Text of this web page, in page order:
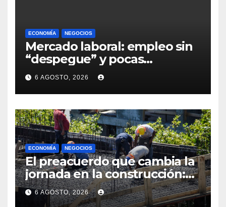
ECONOMÍA NEGOCIOS
Mercado laboral: empleo sin
“despegue” y pocas
expectativas empresariales
sobre aumento de personal
6 AGOSTO, 2026
ECONOMÍA NEGOCIOS
El preacuerdo que cambia la
jornada en la construcción:
menos horas, subas reales y
convenio hasta 2031
6 AGOSTO, 2026